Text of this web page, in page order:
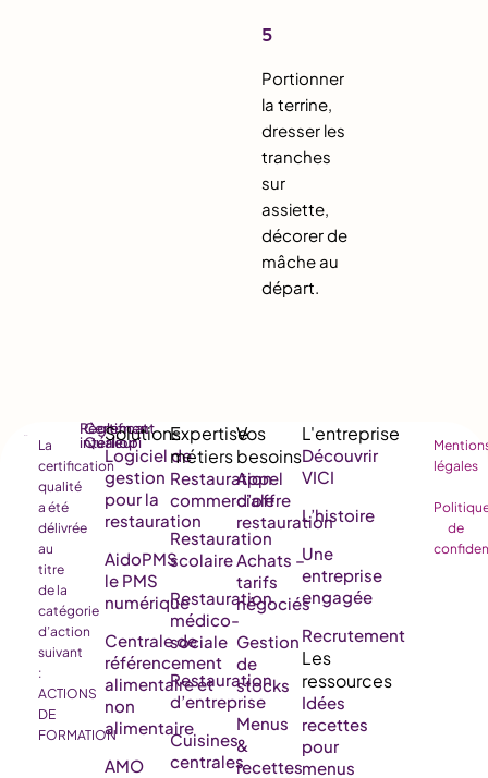
5
Portionner
la terrine,
dresser les
tranches
sur
assiette,
décorer de
mâche au
départ.
La
certification
qualité
a été
délivrée
au
titre
de la
catégorie
d’action
suivant
:
ACTIONS
DE
FORMATION
Règlement
intérieur
Certificat
Qualiopi
Logiciel de
gestion
pour la
restauration
AidoPMS
le PMS
numérique
Centrale de
référencement
alimentaire et
non
alimentaire
AMO
Restauration
commerciale
Restauration
scolaire
Restauration
médico-
sociale
Restauration
d’entreprise
Cuisines
centrales
Appel
d’offre
restauration
Achats –
tarifs
négociés
Gestion
de
stocks
Menus
&
recettes
Découvrir
VICI
L’histoire
Une
entreprise
engagée
Recrutement
Idées
recettes
pour
menus
légales
de